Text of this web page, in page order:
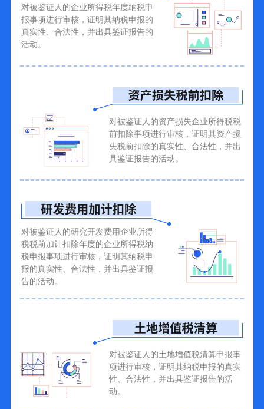
对被鉴证人的企业所得税年度纳税申
报事项进行审核，证明其纳税申报的
真实性、合法性，并出具鉴证报告的
活动。
对被鉴证人的资产损失企业所得税税
前扣除事项进行审核，证明其资产损
失税前扣除的真实性、合法性，并出
具鉴证报告的活动。
对被鉴证人的研究开发费用企业所得
税税前加计扣除年度的企业所得税纳
税申报事项进行审核，证明其纳税申
报的真实性、合法性，并出具鉴证报
告的活动。
对被鉴证人的土地增值税清算申报事
项进行审核，证明其纳税申报的真实
性、合法性，并出具鉴证报告的活
动。